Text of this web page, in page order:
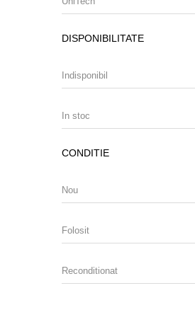
DISPONIBILITATE
Indisponibil
In stoc
CONDITIE
Nou
Folosit
Reconditionat